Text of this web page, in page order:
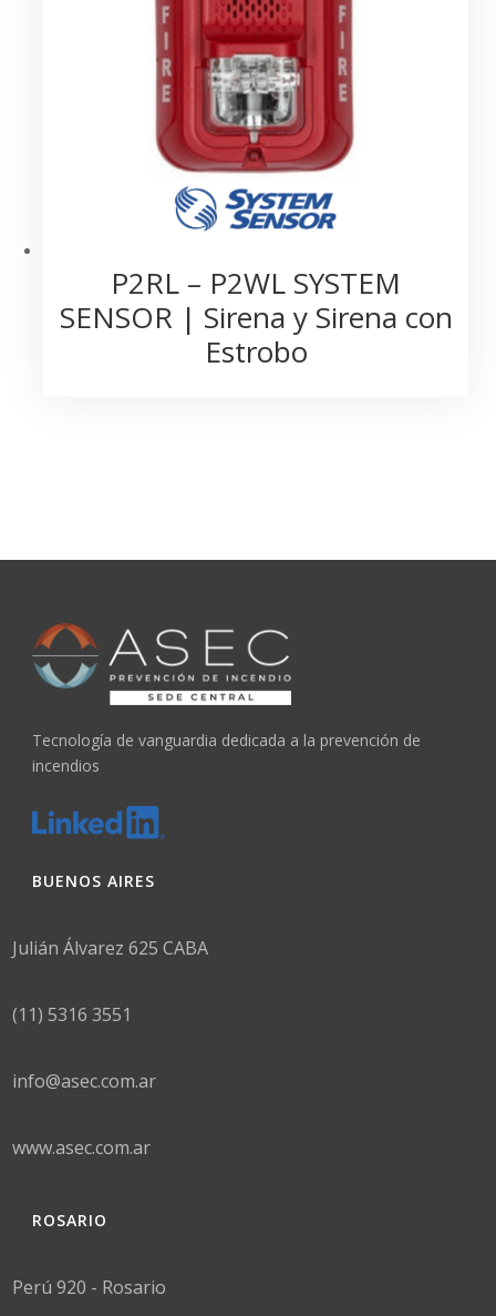
P2RL – P2WL SYSTEM
SENSOR | Sirena y Sirena con
Estrobo
Tecnología de vanguardia dedicada a la prevención de
incendios
BUENOS AIRES
Julián Álvarez 625 CABA
(11) 5316 3551
info@asec.com.ar
www.asec.com.ar
ROSARIO
Perú 920 - Rosario